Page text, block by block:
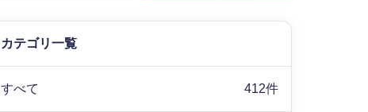
カテゴリ一覧
すべて 412件